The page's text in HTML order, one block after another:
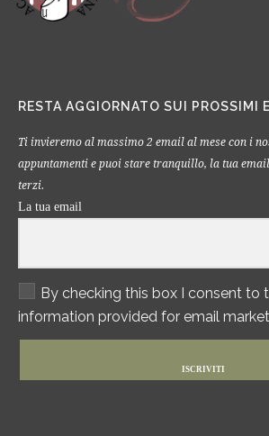
RESTA AGGIORNATO SUI PROSSIMI
Ti invieremo al massimo 2 email al mese con i
appuntamenti e puoi stare tranquillo, la tua
terzi.
La tua email
By checking this box I consent to
information provided for email
ISCRIVITI